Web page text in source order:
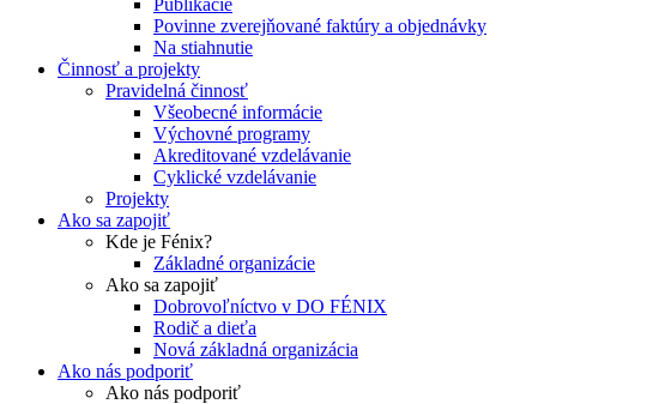
Publikácie
Povinne zverejňované faktúry a objednávky
Na stiahnutie
Činnosť a projekty
Pravidelná činnosť
Všeobecné informácie
Výchovné programy
Akreditované vzdelávanie
Cyklické vzdelávanie
Projekty
Ako sa zapojiť
Kde je Fénix?
Základné organizácie
Ako sa zapojiť
Dobrovoľníctvo v DO FÉNIX
Rodič a dieťa
Nová základná organizácia
Ako nás podporiť
Ako nás podporiť